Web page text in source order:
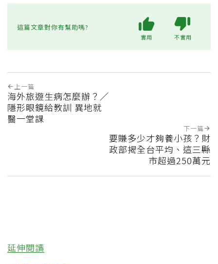
這篇文章對你有幫助嗎?
實用 不實用
上一篇
海外旅遊生病怎麼辦？／
隱形眼鏡給教訓 異地就
醫一堂課
下一篇
要賺多少才夠養小孩？財
政部揭全台平均、這三縣
市超過250萬元
延伸閱讀